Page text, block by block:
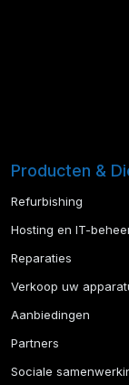
Producten &
Refurbishing
Hosting en IT-
Reparaties
Verkoop uw
Aanbiedingen
Partners
Sociale